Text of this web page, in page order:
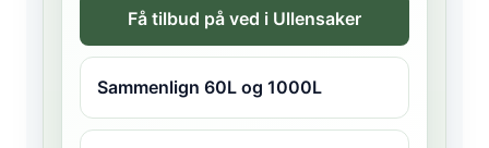
Få tilbud på ved i Ullensaker
Sammenlign 60L og 1000L